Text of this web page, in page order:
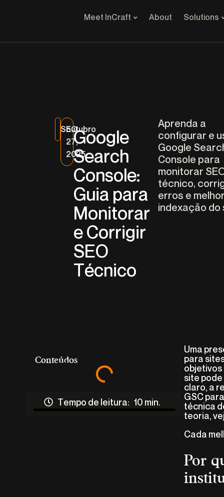
Meet InCraft About Solutions
SEO
outubro
27,
2025
Google
Search
Console:
Guia para
Monitorar
e Corrigir
SEO
Técnico
Aprenda a
configurar e
Google
Console para
monitorar
técnico,
erros e
indexação do
Conteúdos
Tempo de leitura: 10 min.
Uma
para
objetivos
site
claro, a
GSC
técnica
teoria,
Cada
Por